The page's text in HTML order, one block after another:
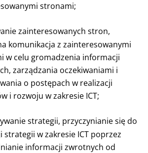
stronami;
zainteresowanych stron,
komunikacja z zainteresowanymi
w celu gromadzenia informacji
zarządzania oczekiwaniami i
o postępach w realizacji
i rozwoju w zakresie ICT;
strategii, przyczynianie się do
strategii w zakresie ICT poprzez
informacji zwrotnych od